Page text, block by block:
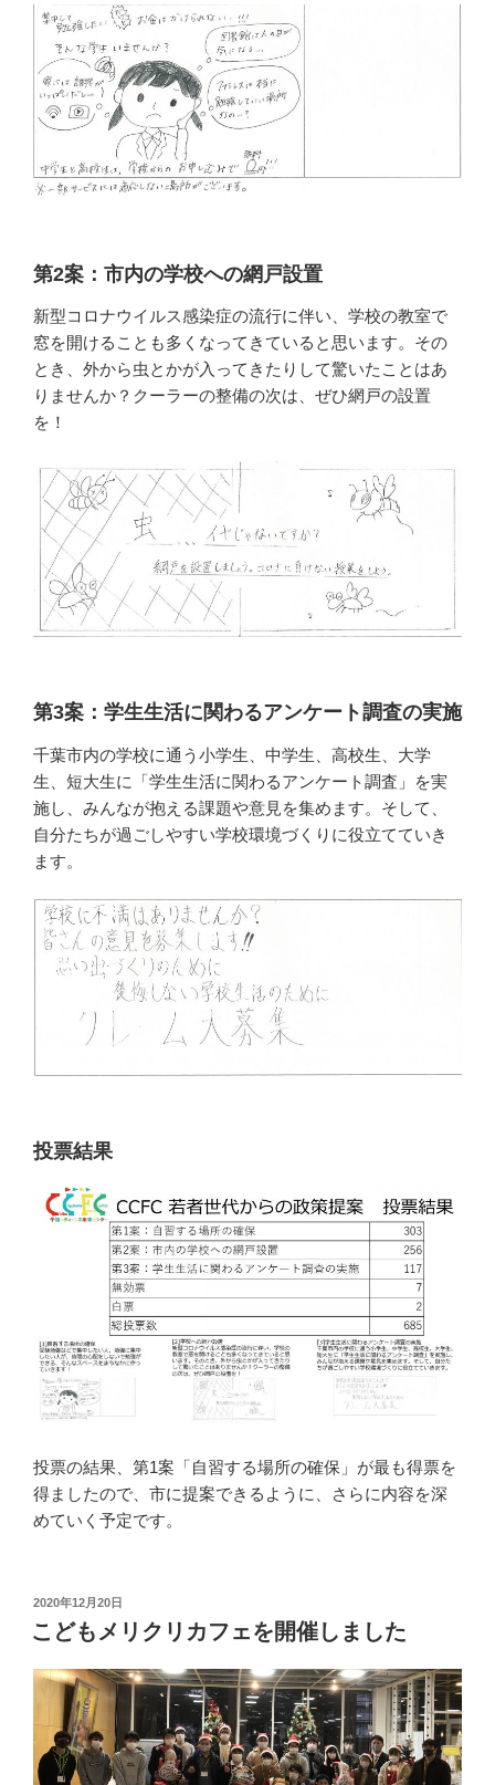
第2案：市内の学校への網戸設置
新型コロナウイルス感染症の流行に伴い、学校の教室で
窓を開けることも多くなってきていると思います。その
とき、外から虫とかが入ってきたりして驚いたことはあ
りませんか？クーラーの整備の次は、ぜひ網戸の設置
を！
第3案：学生生活に関わるアンケート調査の実施
千葉市内の学校に通う小学生、中学生、高校生、大学
生、短大生に「学生生活に関わるアンケート調査」を実
施し、みんなが抱える課題や意見を集めます。そして、
自分たちが過ごしやすい学校環境づくりに役立てていき
ます。
投票結果
投票の結果、第1案「自習する場所の確保」が最も得票を
得ましたので、市に提案できるように、さらに内容を深
めていく予定です。
投
稿
日:
2020年12月20日
こどもメリクリカフェを開催しました